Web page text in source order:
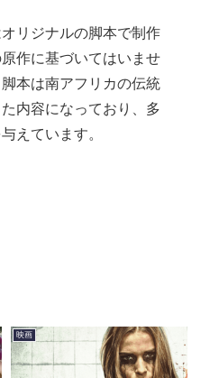
オリジナルの脚本で制作
作に基づいてはいませ
本は南アフリカの伝統
内容になっており、多
えています。
映画